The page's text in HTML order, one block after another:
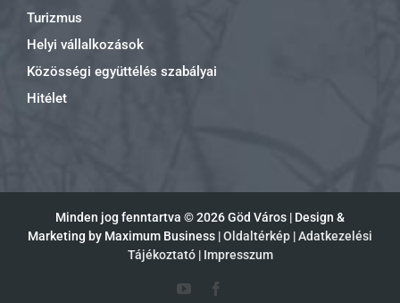
Turizmus
Helyi vállalkozások
Közösségi együttélés szabályai
Hitélet
Minden jog fenntartva ©2026 Göd Város | Design &
Marketing by Maximum Business |Oldaltérkép |Adatkezelési
Tájékoztató| Impresszum
YouTube